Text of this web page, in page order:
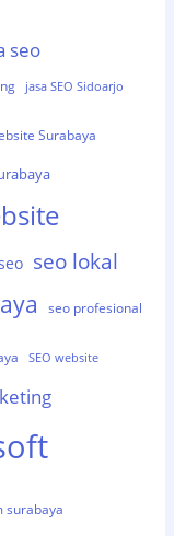
seo
jasa SEO Sidoarjo
Surabaya
seo lokal
seo profesional
SEO website
surabaya